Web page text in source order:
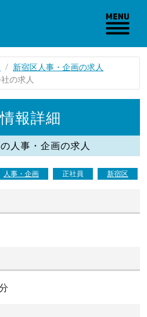
新宿区人事・企画の求人
の求人
報詳細
人事・企画の求人
人事・企画 正社員 新宿区